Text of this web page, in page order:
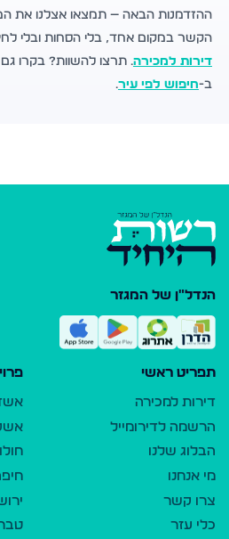
ההזדמנות הבאה — תמצאו אצלנו את
הקשר במקום אחד, בלי הסחות ובלי
דירות למכירה. תרצו להשוות? בקרו
ב-חיפוש לפי עיר.
הנדל"ן של המגזר
תפריט ראשי
דירות למכירה
הרשמה לדירומייל
הבלוג שלנו
מי אנחנו
צרו קשר
כלי עזר